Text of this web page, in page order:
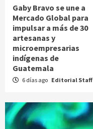
Gaby Bravo se une a
Mercado Global para
impulsar a más de 30
artesanas y
microempresarias
indígenas de
Guatemala
6 días ago Editorial Staff